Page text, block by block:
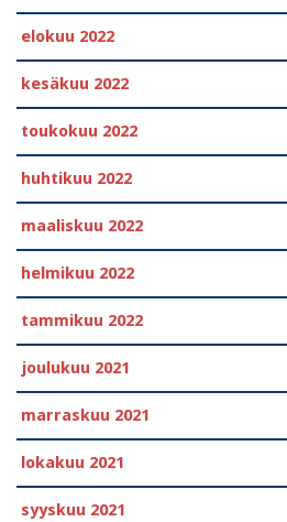
elokuu 2022
kesäkuu 2022
toukokuu 2022
huhtikuu 2022
maaliskuu 2022
helmikuu 2022
tammikuu 2022
joulukuu 2021
marraskuu 2021
lokakuu 2021
syyskuu 2021